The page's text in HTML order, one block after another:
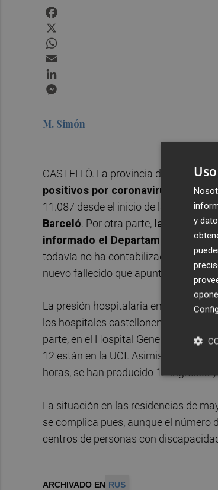
M. Simón
CASTELLÓ. La provincia de
positivos por coronavirus
11.087 desde el inicio de la
Barceló. Por otra parte, la provincia
informado el Departament de
todavía no ha contabilizado esta
nuevo fallecido que apunta el área
La presión hospitalaria en los centros
los hospitales castellonenses y 21
parte, en el Hospital General de
12 están en la UCI. Asimismo, el
horas, se han producido 12 ingresos
La situación en las residencias de
se complica pues, aunque el número
centros de personas con
ARCHIVADO EN RUS
y